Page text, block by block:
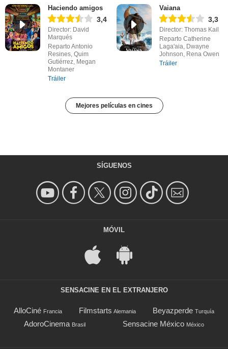
Haciendo amigos
3,4
Director: David
Marqués
Reparto Antonio
Resines, Quim
Gutiérrez, Megan
Montaner
Tráiler
Vaiana
3,3
Director: Thomas Kail
Reparto Catherine
Laga'aia, Dwayne
Johnson, Rena Owen
Tráiler
Mejores películas en cines
SÍGUENOS
MÓVIL
SENSACINE EN EL EXTRANJERO
AlloCiné Francia Filmstarts Alemania Beyazperde Turquía
AdoroCinema Brasil Sensacine México México